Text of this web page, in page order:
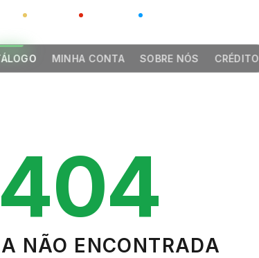
CHINA
MINHA CONTA SOBRE NÓS CRÉDITO
404
NÃO ENCONTRADA